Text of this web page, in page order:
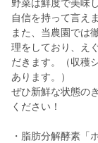
野菜は鮮度で美味
自信を持って言え
また、当農園では
理をしており、え
だきます。（収穫
あります。）
ぜひ新鮮な状態の
ください！
・脂肪分解酵素「